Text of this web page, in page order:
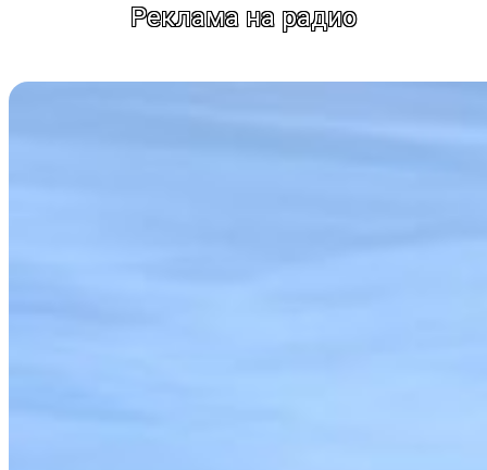
Реклама на радио